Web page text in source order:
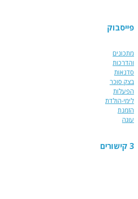
יום הולדת מעוצבת !!!
פייסבוק
מתכונים
והדרכות
סדנאות
בצק סוכר
הפעלות
לימי-הולדת
הזמנת
עוגה
3 קישורים